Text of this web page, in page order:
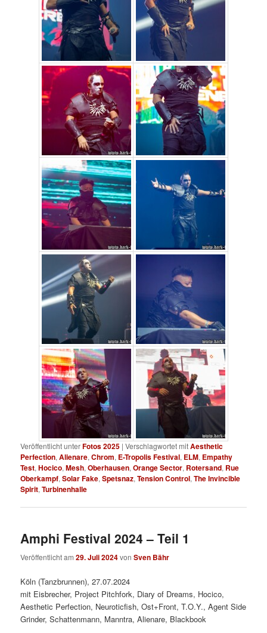
Veröffentlicht unterFotos 2025 |Verschlagwortet mitAesthetic
Perfection,Alienare,Chrom, E-Tropolis Festival, ELM, Empathy
Test,Hocico,Mesh,Oberhausen,Orange Sector, Rotersand, Rue
Oberkampf,Solar Fake,Spetsnaz,Tension Control,The Invincible
Spirit,Turbinenhalle
Amphi Festival 2024 – Teil 1
Veröffentlicht am29. Juli 2024vonSven Bähr
Köln (Tanzbrunnen), 27.07.2024
mit Eisbrecher, Project Pitchfork, Diary of Dreams, Hocico,
Aesthetic Perfection, Neuroticfish, Ost+Front, T.O.Y., Agent Side
Grinder, Schattenmann, Manntra, Alienare, Blackbook